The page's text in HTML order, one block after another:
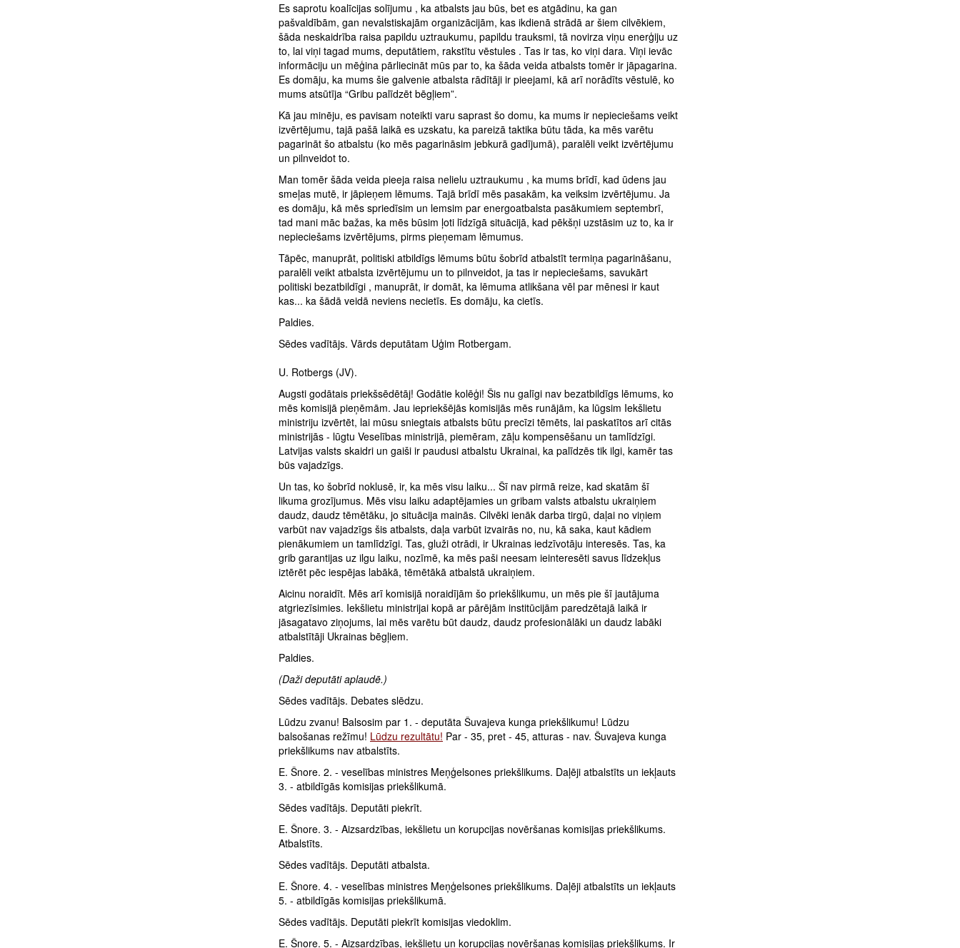
Es saprotu koalīcijas solījumu , ka atbalsts jau būs, bet es atgādinu, ka gan
pašvaldībām, gan nevalstiskajām organizācijām, kas ikdienā strādā ar šiem cilvēkiem,
šāda neskaidrība raisa papildu uztraukumu, papildu trauksmi, tā novirza viņu enerģiju uz
to, lai viņi tagad mums, deputātiem, rakstītu vēstules . Tas ir tas, ko viņi dara. Viņi ievāc
informāciju un mēģina pārliecināt mūs par to, ka šāda veida atbalsts tomēr ir jāpagarina.
Es domāju, ka mums šie galvenie atbalsta rādītāji ir pieejami, kā arī norādīts vēstulē, ko
mums atsūtīja “Gribu palīdzēt bēgļiem”.
Kā jau minēju, es pavisam noteikti varu saprast šo domu, ka mums ir nepieciešams veikt
izvērtējumu, tajā pašā laikā es uzskatu, ka pareizā taktika būtu tāda, ka mēs varētu
pagarināt šo atbalstu (ko mēs pagarināsim jebkurā gadījumā), paralēli veikt izvērtējumu
un pilnveidot to.
Man tomēr šāda veida pieeja raisa nelielu uztraukumu , ka mums brīdī, kad ūdens jau
smeļas mutē, ir jāpieņem lēmums. Tajā brīdī mēs pasakām, ka veiksim izvērtējumu. Ja
es domāju, kā mēs spriedīsim un lemsim par energoatbalsta pasākumiem septembrī,
tad mani māc bažas, ka mēs būsim ļoti līdzīgā situācijā, kad pēkšņi uzstāsim uz to, ka ir
nepieciešams izvērtējums, pirms pieņemam lēmumus.
Tāpēc, manuprāt, politiski atbildīgs lēmums būtu šobrīd atbalstīt termiņa pagarināšanu,
paralēli veikt atbalsta izvērtējumu un to pilnveidot, ja tas ir nepieciešams, savukārt
politiski bezatbildīgi , manuprāt, ir domāt, ka lēmuma atlikšana vēl par mēnesi ir kaut
kas... ka šādā veidā neviens necietīs. Es domāju, ka cietīs.
Paldies.
Sēdes vadītājs. Vārds deputātam Uģim Rotbergam.
U. Rotbergs (JV).
Augsti godātais priekšsēdētāj! Godātie kolēģi! Šis nu galīgi nav bezatbildīgs lēmums, ko
mēs komisijā pieņēmām. Jau iepriekšējās komisijās mēs runājām, ka lūgsim Iekšlietu
ministriju izvērtēt, lai mūsu sniegtais atbalsts būtu precīzi tēmēts, lai paskatītos arī citās
ministrijās - lūgtu Veselības ministrijā, piemēram, zāļu kompensēšanu un tamlīdzīgi.
Latvijas valsts skaidri un gaiši ir paudusi atbalstu Ukrainai, ka palīdzēs tik ilgi, kamēr tas
būs vajadzīgs.
Un tas, ko šobrīd noklusē, ir, ka mēs visu laiku... Šī nav pirmā reize, kad skatām šī
likuma grozījumus. Mēs visu laiku adaptējamies un gribam valsts atbalstu ukraiņiem
daudz, daudz tēmētāku, jo situācija mainās. Cilvēki ienāk darba tirgū, daļai no viņiem
varbūt nav vajadzīgs šis atbalsts, daļa varbūt izvairās no, nu, kā saka, kaut kādiem
pienākumiem un tamlīdzīgi. Tas, gluži otrādi, ir Ukrainas iedzīvotāju interesēs. Tas, ka
grib garantijas uz ilgu laiku, nozīmē, ka mēs paši neesam ieinteresēti savus līdzekļus
iztērēt pēc iespējas labākā, tēmētākā atbalstā ukraiņiem.
Aicinu noraidīt. Mēs arī komisijā noraidījām šo priekšlikumu, un mēs pie šī jautājuma
atgriezīsimies. Iekšlietu ministrijai kopā ar pārējām institūcijām paredzētajā laikā ir
jāsagatavo ziņojums, lai mēs varētu būt daudz, daudz profesionālāki un daudz labāki
atbalstītāji Ukrainas bēgļiem.
Paldies.
(Daži deputāti aplaudē.)
Sēdes vadītājs. Debates slēdzu.
Lūdzu zvanu! Balsosim par 1. - deputāta Šuvajeva kunga priekšlikumu! Lūdzu
balsošanas režīmu! Lūdzu rezultātu! Par - 35, pret - 45, atturas - nav. Šuvajeva kunga
priekšlikums nav atbalstīts.
E. Šnore. 2. - veselības ministres Meņģelsones priekšlikums. Daļēji atbalstīts un iekļauts
3. - atbildīgās komisijas priekšlikumā.
Sēdes vadītājs. Deputāti piekrīt.
E. Šnore. 3. - Aizsardzības, iekšlietu un korupcijas novēršanas komisijas priekšlikums.
Atbalstīts.
Sēdes vadītājs. Deputāti atbalsta.
E. Šnore. 4. - veselības ministres Meņģelsones priekšlikums. Daļēji atbalstīts un iekļauts
5. - atbildīgās komisijas priekšlikumā.
Sēdes vadītājs. Deputāti piekrīt komisijas viedoklim.
E. Šnore. 5. - Aizsardzības, iekšlietu un korupcijas novēršanas komisijas priekšlikums. Ir